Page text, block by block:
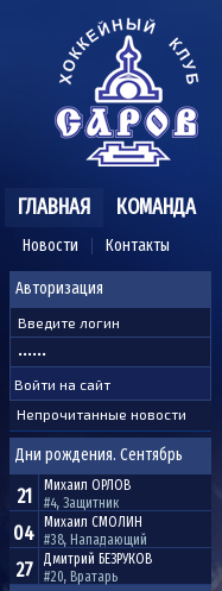
ГЛАВНАЯ
Новости Контакты
КОМАНДА
Авторизация
Непрочитанные новости
Дни рождения. Сентябрь
21 Михаил ОРЛОВ
#4, Защитник
04 Михаил СМОЛИН
#38, Нападающий
27 Дмитрий БЕЗРУКОВ
#20, Вратарь